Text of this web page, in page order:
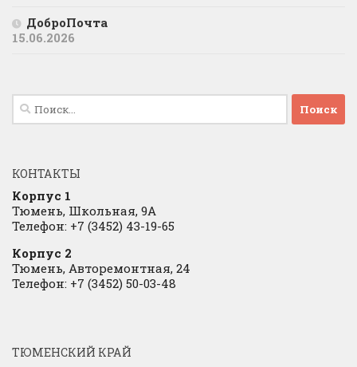
ДоброПочта
15.06.2026
Найти:
КОНТАКТЫ
Корпус 1
Тюмень, Школьная, 9А
Телефон: +7 (3452) 43-19-65
Корпус 2
Тюмень, Авторемонтная, 24
Телефон: +7 (3452) 50-03-48
ТЮМЕНСКИЙ КРАЙ